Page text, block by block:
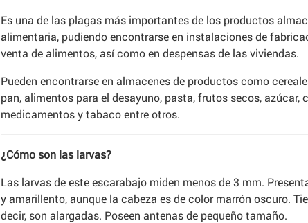
Es una de las plagas más importantes de los productos
alimentaria, pudiendo encontrarse en instalaciones de
venta de alimentos, así como en despensas de las viviendas.
Pueden encontrarse en almacenes de productos como
pan, alimentos para el desayuno, pasta, frutos secos, azúcar,
medicamentos y tabaco entre otros.
¿Cómo son las larvas?
Las larvas de este escarabajo miden menos de 3 mm.
y amarillento, aunque la cabeza es de color marrón oscuro.
decir, son alargadas. Poseen antenas de pequeño tamaño.